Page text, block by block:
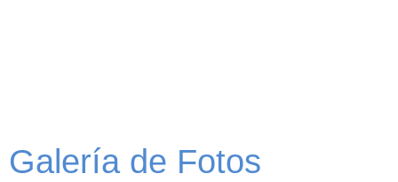
Galería de Fotos